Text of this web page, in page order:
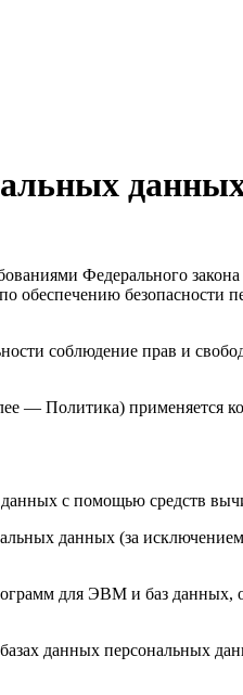
Федерального
по обеспечению
соблюдение прав и
— Политика) применяется
с помощью средств
данных (за
для ЭВМ и баз данных,
данных персональных